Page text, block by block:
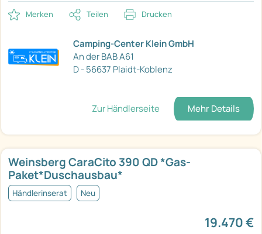
Merken Teilen Drucken
Camping-Center Klein GmbH
An der BAB A61
D - 56637 Plaidt-Koblenz
Zur Händlerseite Mehr Details
Weinsberg CaraCito 390 QD *Gas-
Paket*Duschausbau*
Händlerinserat Neu
19.470 €